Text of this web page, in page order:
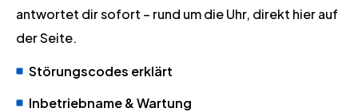
antwortet dir sofort – rund um die Uhr, direkt hier auf
der Seite.
Störungscodes erklärt
Inbetriebname & Wartung